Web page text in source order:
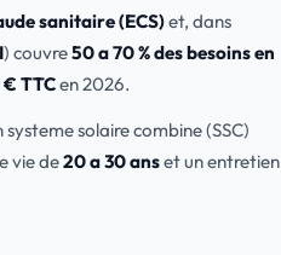
sanitaire (ECS)et, dans
) couvre50 a 70 % des besoins en
TTCen 2026.
systeme solaire combine (SSC)
vie de20 a 30 anset un entretien